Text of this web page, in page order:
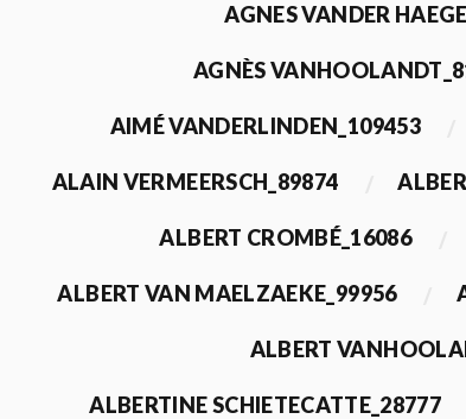
AGNES VANDER
AGNÈS
AIMÉ VANDERLINDEN_109453
ALAIN VERMEERSCH_89874
ALBERT CROMBÉ_16086
ALBERT VAN MAELZAEKE_99956
ALBERT
ALBERTINE SCHIETECATTE_28777